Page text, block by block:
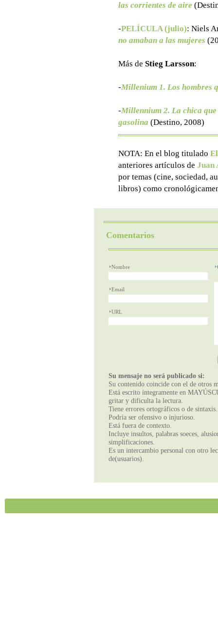
las corrientes de aire
-PELÍCULA (julio): Niels
no amaban a las mujeres
Más de Stieg Larsson:
-Millenium 1. Los hombres
-Millennium 2. La chica
gasolina (Destino, 2008)
NOTA: En el blog titulado
anteriores artículos de Juan
por temas (cine, sociedad,
libros) como
Comentarios
Nombre
Email
URL
Su mensaje no será publicado si:
Su contenido coincide con el de otros
Está escrito íntegramente en
gritar y dificulta la lectura.
Tiene errores ortográficos o de sintaxis.
Podría ser ofensivo o injurioso.
Está fuera de contexto.
Incluye insultos, palabras soeces,
simplificaciones.
Es un intercambio personal con otro
de(usuarios).